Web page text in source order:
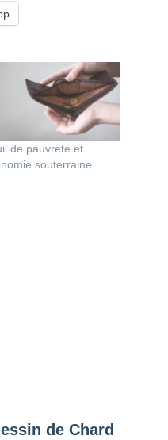
de pauvreté et
souterraine
de Chard